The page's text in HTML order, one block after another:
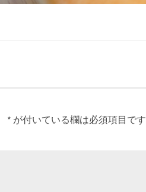
* が付いている欄は必須項目です